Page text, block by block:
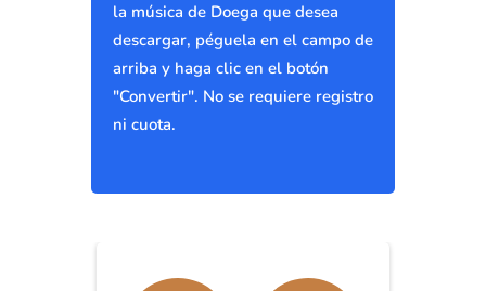
la música de Doega que desea
descargar, péguela en el campo de
arriba y haga clic en el botón
"Convertir". No se requiere registro
ni cuota.